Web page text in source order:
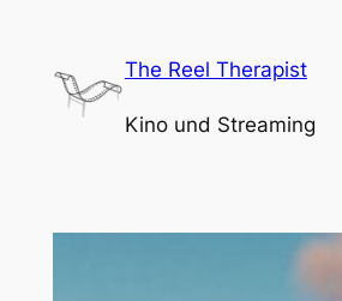
springen
The Reel Therapist
Kino und Streaming